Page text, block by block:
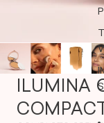
ILUMINA